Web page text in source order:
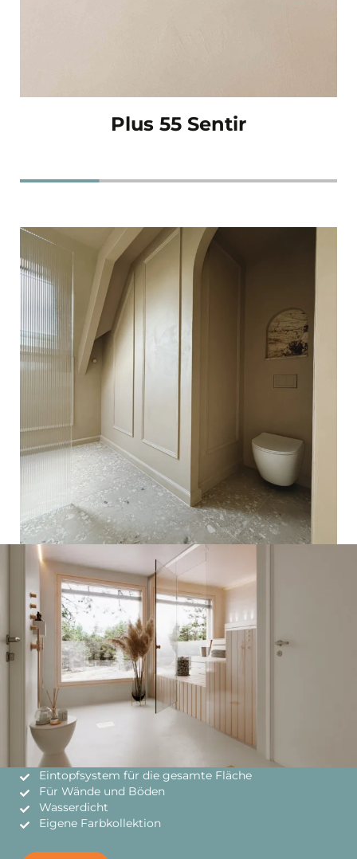
Plus 55 Sentir
Eintopfsystem für die gesamte Fläche
Für Wände und Böden
Wasserdicht
Eigene Farbkollektion